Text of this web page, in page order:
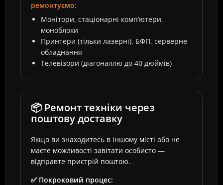
ремонтуємо:
Монітори, стаціонарні комп’ютери,
моноблоки
Принтери (тільки лазерні), БФП, серверне
обладнання
Телевізори (діагоналлю до 40 дюймів)
📦 Ремонт техніки через
поштову доставку
Якщо ви знаходитесь в іншому місті або не
маєте можливості завітати особисто —
відправте пристрій поштою.
✅ Покроковий процес: